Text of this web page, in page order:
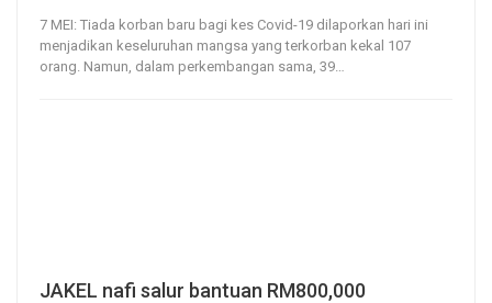
7 MEI: Tiada korban baru bagi kes Covid-19 dilaporkan hari ini
menjadikan keseluruhan mangsa yang terkorban kekal 107
orang. Namun, dalam perkembangan sama, 39…
JAKEL nafi salur bantuan RM800,000